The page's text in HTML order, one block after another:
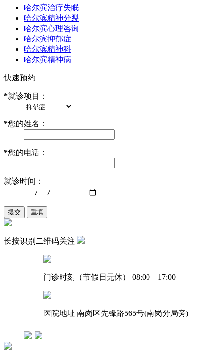
哈尔滨治疗失眠
哈尔滨精神分裂
哈尔滨心理咨询
哈尔滨抑郁症
哈尔滨精神科
哈尔滨精神病
快速预约
*就诊项目：
*您的姓名：
*您的电话：
就诊时间：
长按识别二维码关注
门诊时刻（节假日无休） 08:00—17:00
医院地址 南岗区先锋路565号(南岗分局旁)